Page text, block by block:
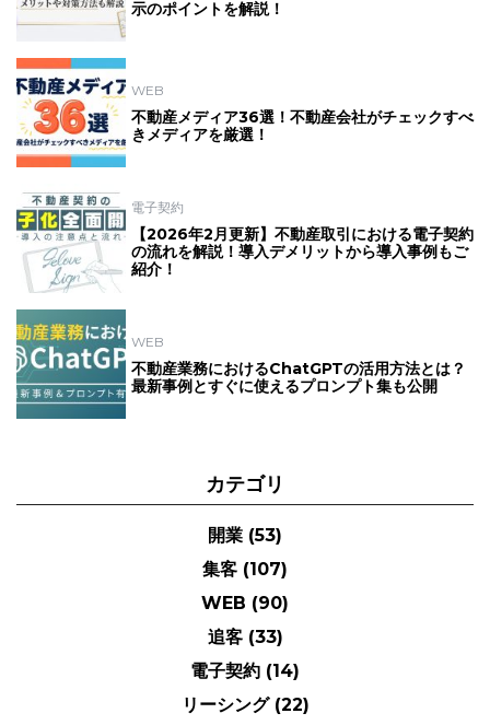
示のポイントを解説！
WEB
不動産メディア36選！不動産会社がチェックすべ
きメディアを厳選！
電子契約
【2026年2月更新】不動産取引における電子契約
の流れを解説！導入デメリットから導入事例もご
紹介！
WEB
不動産業務におけるChatGPTの活用方法とは？
最新事例とすぐに使えるプロンプト集も公開
カテゴリ
開業 (53)
集客 (107)
WEB (90)
追客 (33)
電子契約 (14)
リーシング (22)